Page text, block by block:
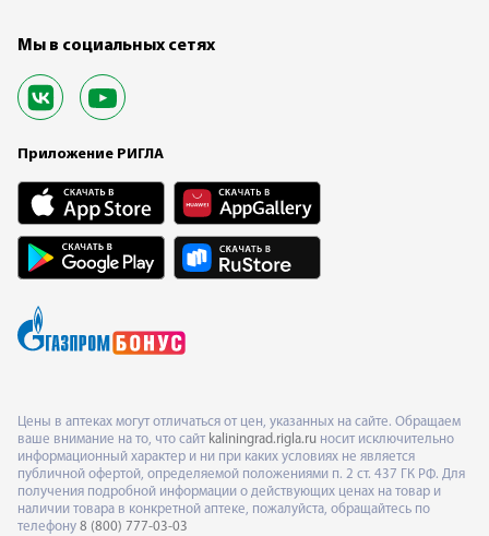
Мы в социальных сетях
Приложение РИГЛА
Цены в аптеках могут отличаться от цен, указанных на сайте. Обращаем
ваше внимание на то, что сайт kaliningrad.rigla.ru носит исключительно
информационный характер и ни при каких условиях не является
публичной офертой, определяемой положениями п. 2 ст. 437 ГК РФ. Для
получения подробной информации о действующих ценах на товар и
наличии товара в конкретной аптеке, пожалуйста, обращайтесь по
телефону 8 (800) 777-03-03